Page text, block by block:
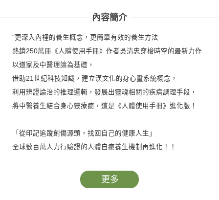
內容簡介
"更深入內裡的養生概念，更簡單有效的養生方法
熱銷250萬冊《人體使用手冊》作者吳清忠穿梭時空的最新力作
以道家及中醫理論為基礎，
借助21世紀科技知識，建立漢文化的身心靈系統概念，
利用辨證論治的推理邏輯，發展出靈魂相關的疾病調理手段，
將中醫養生結合身心靈療癒，這是《人體使用手冊》進化版！
「從印記追蹤創傷源頭，找回自己的健康人生」
全球數百萬人力行驗證的人體自癒養生機制再進化！！
˙為什麼說高度近視可能和前世意外死亡有關？
˙為什麼說驚嚇傷到的是靈魂？？？
更多